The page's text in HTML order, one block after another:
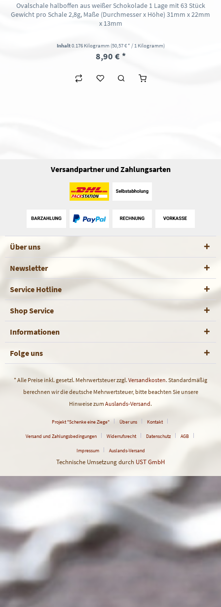
Ovalschale halboffen aus weißer Schokolade 1 Lage mit 63 Stück
Gewicht pro Schale 2,8g, Maße (Durchmesser x Höhe) 31mm x 22mm
x 13mm
Inhalt0.176 Kilogramm (50,57 € * / 1 Kilogramm)
8,90 € *
Versandpartner und Zahlungsarten
Über uns
Newsletter
Service Hotline
Shop Service
Informationen
Folge uns
* Alle Preise inkl. gesetzl. Mehrwertsteuer zzgl. Versandkosten. Standardmäßig
berechnen wir die deutsche Mehrwertsteuer, bitte beachten Sie unsere
Hinweise zum Auslands-Versand.
Projekt "Schenke eine Ziege" Über uns Kontakt
Versand und Zahlungsbedingungen Widerrufsrecht Datenschutz AGB
Impressum Auslands-Versand
Technische Umsetzung durch UST GmbH